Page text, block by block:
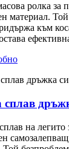
ролка за
материал.
към
на легито